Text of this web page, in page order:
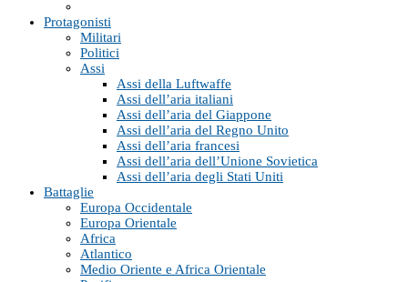
Protagonisti
Militari
Politici
Assi
Assi della Luftwaffe
Assi dell’aria italiani
Assi dell’aria del Giappone
Assi dell’aria del Regno Unito
Assi dell’aria francesi
Assi dell’aria dell’Unione Sovietica
Assi dell’aria degli Stati Uniti
Battaglie
Europa Occidentale
Europa Orientale
Africa
Atlantico
Medio Oriente e Africa Orientale